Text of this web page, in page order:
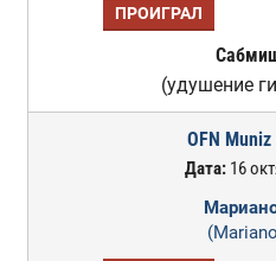
ПРОИГРАЛ
(удушение
OFN
Дата: 16